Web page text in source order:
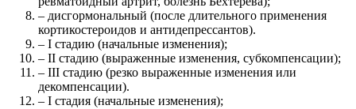
– дисгормональный (после длительного применения
кортикостероидов и антидепрессантов).
– I стадию (начальные изменения);
– II стадию (выраженные изменения, субкомпенсации);
– III стадию (резко выраженные изменения или
декомпенсации).
– I стадия (начальные изменения);